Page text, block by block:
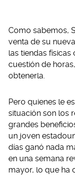
Como sabemos,
venta de su
las tiendas físicas
cuestión de
obtenerla.
Pero quienes le
situación son los
grandes
un joven
días ganó nada
en una semana
mayor, lo que ha